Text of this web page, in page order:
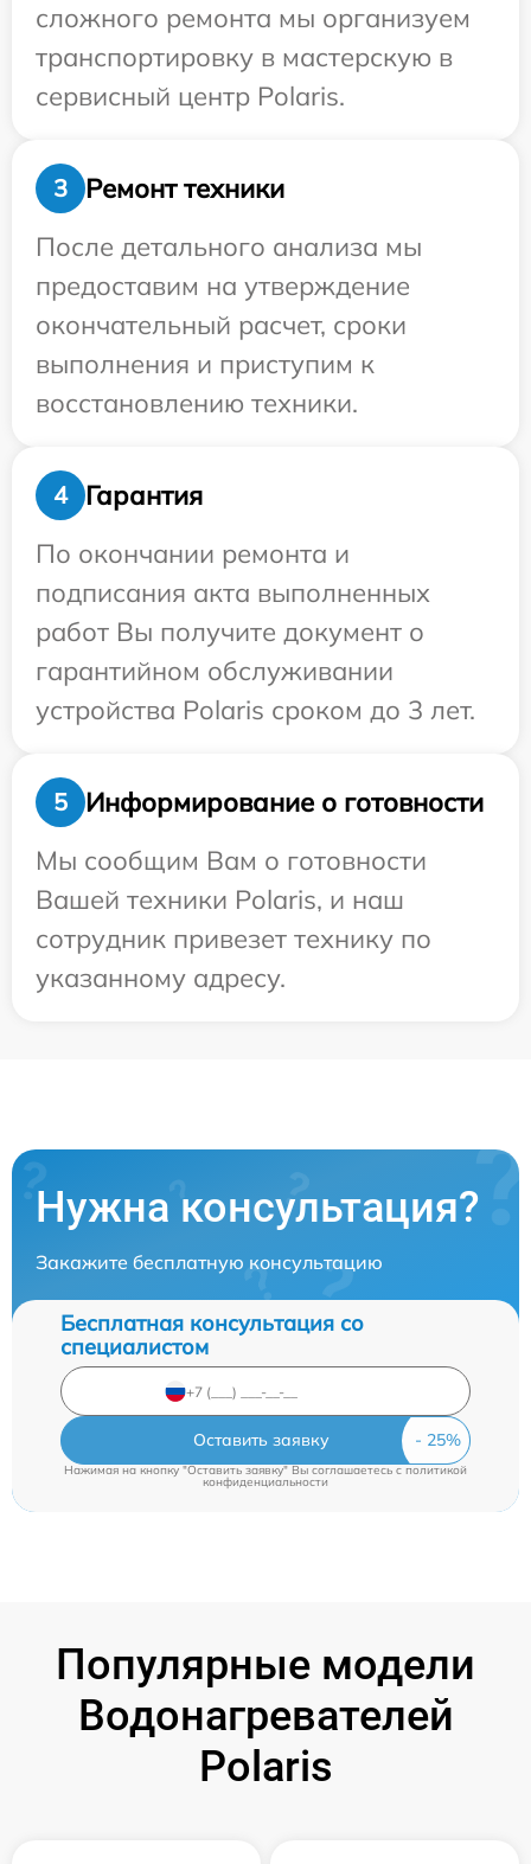
сложного ремонта мы организуем
транспортировку в мастерскую в
сервисный центр Polaris.
3
Ремонт техники
После детального анализа мы
предоставим на утверждение
окончательный расчет, сроки
выполнения и приступим к
восстановлению техники.
4
Гарантия
По окончании ремонта и
подписания акта выполненных
работ Вы получите документ о
гарантийном обслуживании
устройства Polaris сроком до 3 лет.
5
Информирование о готовности
Мы сообщим Вам о готовности
Вашей техники Polaris, и наш
сотрудник привезет технику по
указанному адресу.
Нужна консультация?
Закажите бесплатную консультацию
Бесплатная консультация со
специалистом
Оставить заявку
Нажимая на кнопку "Оставить заявку" Вы соглашаетесь cполитикой
конфиденциальности
Популярные модели
Водонагревателей
Polaris